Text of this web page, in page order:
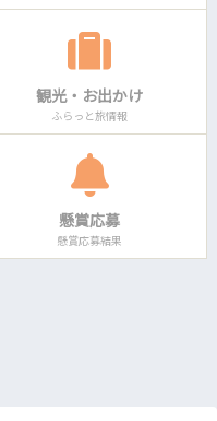
観光・お出かけ
ふらっと旅情報
懸賞応募
懸賞応募結果